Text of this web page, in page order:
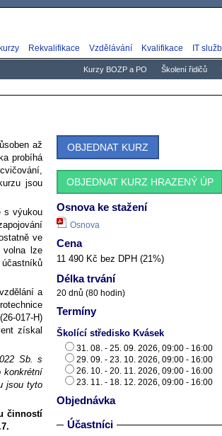
Školení řidičů
Kurzy BOZP a PO
Rekvalifikace Vzdělávání Kvalifikace IT
až
probíhá
jsou
s výukou
ve
volna lze
účastníků
a
017-H)
získal
Sb. s
konkrétní
jsou tyto
činností
OBJEDNAT KURZ
OBJEDNAT KURZ HRAZENÝ ÚP
Osnova ke stažení
Osnova
Cena
11 490 Kč bez DPH (21%)
Délka trvání
20 dnů (80 hodin)
Termíny
Školící středisko Kvásek
31. 08. - 25. 09. 2026, 09:00 - 16:00
29. 09. - 23. 10. 2026, 09:00 - 16:00
26. 10. - 20. 11. 2026, 09:00 - 16:00
23. 11. - 18. 12. 2026, 09:00 - 16:00
Objednávka
Účastníci